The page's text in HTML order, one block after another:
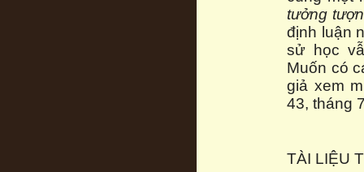
tưởng
định luận
sử học
Muốn có
giả xem
43, tháng
TÀI LIỆU